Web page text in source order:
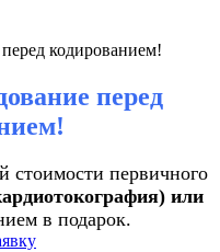
перед
первичного
или
в подарок.